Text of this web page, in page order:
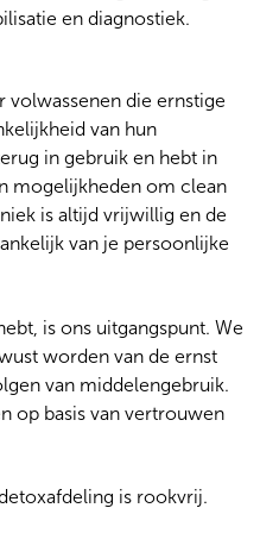
behandeling worden
middelen. Vaak is dat
afspraken met jou
middelen
begeleiden bij het gebruik
doel bepaald. Wil je
Of wil je gecontroleerd
kan door
voorgeschreven
en veelvuldig
echter leiden tot een
over vervanging van
en diagnostiek.
volwassenen die ernstige
van hun
in gebruik en hebt in
mogelijkheden om clean
is altijd vrijwillig en de
van je persoonlijke
is ons uitgangspunt. We
worden van de ernst
van middelengebruik.
op basis van vertrouwen
is rookvrij.